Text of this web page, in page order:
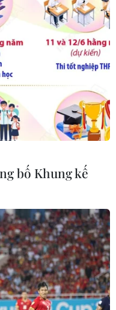
thuế
Tối
Tư
chế
năm
bố Khung kế